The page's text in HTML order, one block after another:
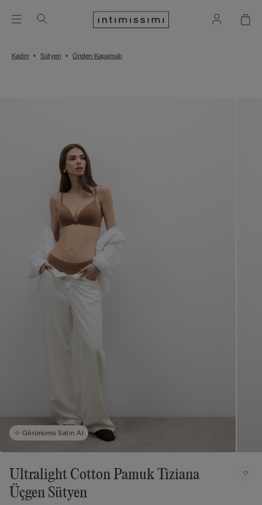
Kadın Sütyen Önden Kapamalı
Görünümü Satın Al
Ultralight Cotton Pamuk Tiziana
Üçgen Sütyen